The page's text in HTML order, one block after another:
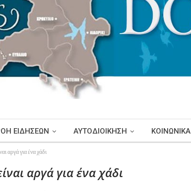
ΕΙΔΗΣΕΩΝ ΑΥΤΟΔΙΟΙΚΗΣΗ ΚΟΙΝΩΝΙΚΑ
αργά για ένα χάδι
αργά για ένα χάδι